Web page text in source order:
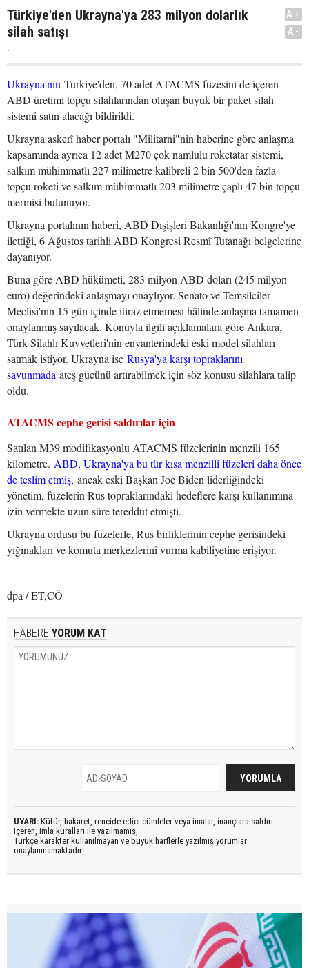
Türkiye'den Ukrayna'ya 283 milyon dolarlık
silah satışı
.
A+
A-
Ukrayna'nın Türkiye'den, 70 adet ATACMS füzesini de içeren
ABD üretimi topçu silahlarından oluşan büyük bir paket silah
sistemi satın alacağı bildirildi.
Ukrayna askerî haber portalı "Militarni"nin haberine göre anlaşma
kapsamında ayrıca 12 adet M270 çok namlulu roketatar sistemi,
salkım mühimmatlı 227 milimetre kalibreli 2 bin 500'den fazla
topçu roketi ve salkım mühimmatlı 203 milimetre çaplı 47 bin topçu
mermisi bulunuyor.
Ukrayna portalının haberi, ABD Dışişleri Bakanlığı'nın Kongre'ye
ilettiği, 6 Ağustos tarihli ABD Kongresi Resmî Tutanağı belgelerine
dayanıyor.
Buna göre ABD hükümeti, 283 milyon ABD doları (245 milyon
euro) değerindeki anlaşmayı onaylıyor. Senato ve Temsilciler
Meclisi'nin 15 gün içinde itiraz etmemesi hâlinde anlaşma tamamen
onaylanmış sayılacak. Konuyla ilgili açıklamalara göre Ankara,
Türk Silahlı Kuvvetleri'nin envanterindeki eski model silahları
satmak istiyor. Ukrayna ise Rusya'ya karşı topraklarını
savunmada ateş gücünü artırabilmek için söz konusu silahlara talip
oldu.
ATACMS cephe gerisi saldırılar için
Satılan M39 modifikasyonlu ATACMS füzelerinin menzili 165
kilometre. ABD, Ukrayna'ya bu tür kısa menzilli füzeleri daha önce
de teslim etmiş, ancak eski Başkan Joe Biden liderliğindeki
yönetim, füzelerin Rus topraklarındaki hedeflere karşı kullanımına
izin vermekte uzun süre tereddüt etmişti.
Ukrayna ordusu bu füzelerle, Rus birliklerinin cephe gerisindeki
yığınakları ve komuta merkezlerini vurma kabiliyetine erişiyor.
dpa / ET,CÖ
HABERE YORUM KAT
UYARI: Küfür, hakaret, rencide edici cümleler veya imalar, inançlara saldırı
içeren, imla kuralları ile yazılmamış,
Türkçe karakter kullanılmayan ve büyük harflerle yazılmış yorumlar
onaylanmamaktadır.